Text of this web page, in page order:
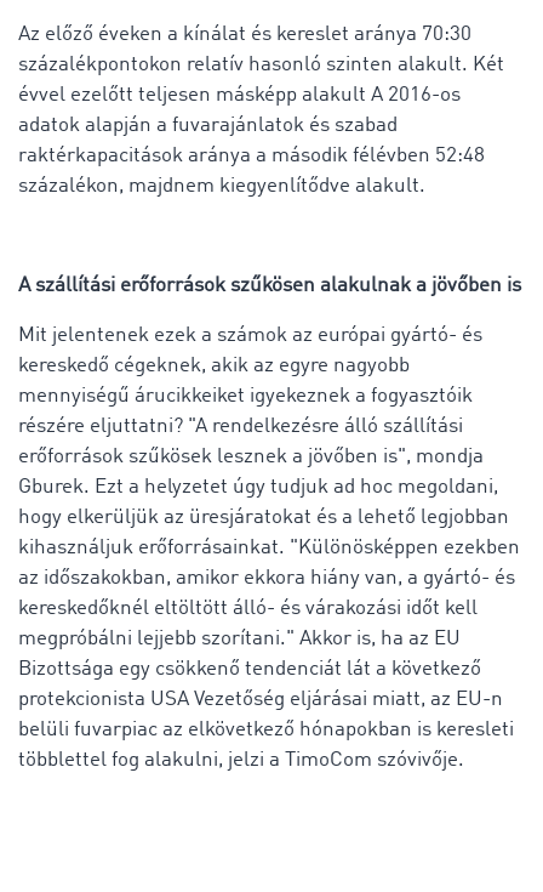
Az előző éveken a kínálat és kereslet aránya 70:30
százalékpontokon relatív hasonló szinten alakult. Két
évvel ezelőtt teljesen másképp alakult A 2016-os
adatok alapján a fuvarajánlatok és szabad
raktérkapacitások aránya a második félévben 52:48
százalékon, majdnem kiegyenlítődve alakult.
A szállítási erőforrások szűkösen alakulnak a jövőben is
Mit jelentenek ezek a számok az európai gyártó- és
kereskedő cégeknek, akik az egyre nagyobb
mennyiségű árucikkeiket igyekeznek a fogyasztóik
részére eljuttatni? "A rendelkezésre álló szállítási
erőforrások szűkösek lesznek a jövőben is", mondja
Gburek. Ezt a helyzetet úgy tudjuk ad hoc megoldani,
hogy elkerüljük az üresjáratokat és a lehető legjobban
kihasználjuk erőforrásainkat. "Különösképpen ezekben
az időszakokban, amikor ekkora hiány van, a gyártó- és
kereskedőknél eltöltött álló- és várakozási időt kell
megpróbálni lejjebb szorítani." Akkor is, ha az EU
Bizottsága egy csökkenő tendenciát lát a következő
protekcionista USA Vezetőség eljárásai miatt, az EU-n
belüli fuvarpiac az elkövetkező hónapokban is keresleti
többlettel fog alakulni, jelzi a TimoCom szóvivője.